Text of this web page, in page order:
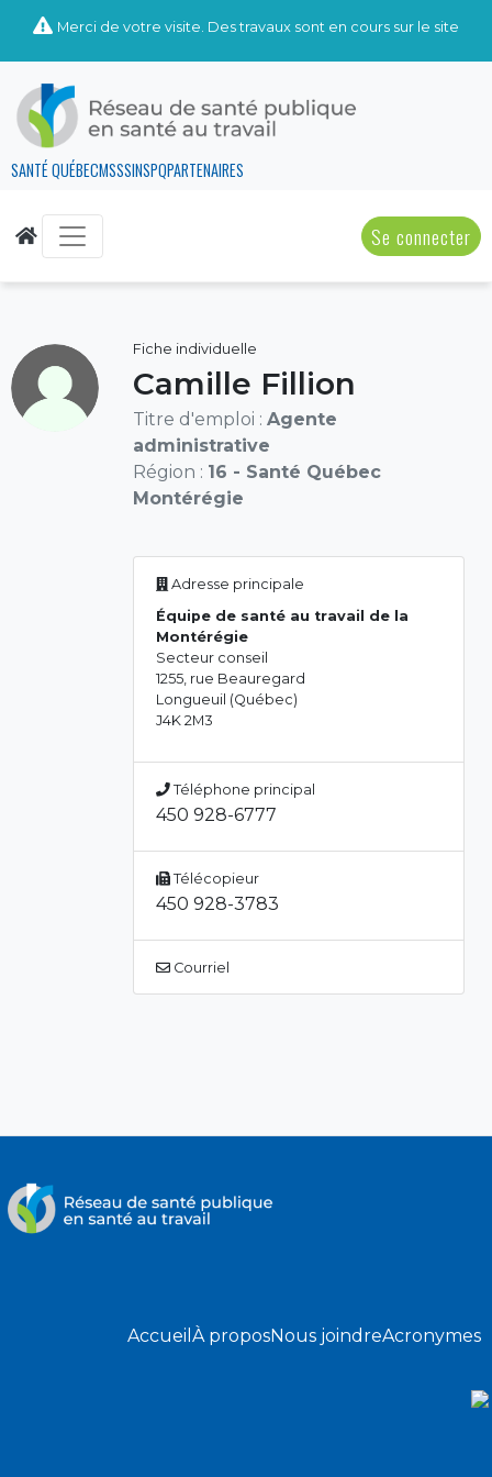
Merci de votre visite. Des travaux sont en cours sur le site
SANTÉ QUÉBECMSSSINSPQPARTENAIRES
Se connecter
Fiche individuelle
Camille Fillion
Titre d'emploi : Agente
administrative
Région : 16 - Santé Québec
Montérégie
Adresse principale
Équipe de santé au travail de la
Montérégie
Secteur conseil
1255, rue Beauregard
Longueuil (Québec)
J4K 2M3
Téléphone principal
450 928-6777
Télécopieur
450 928-3783
Courriel
Accueil À proposNous joindreAcronymes